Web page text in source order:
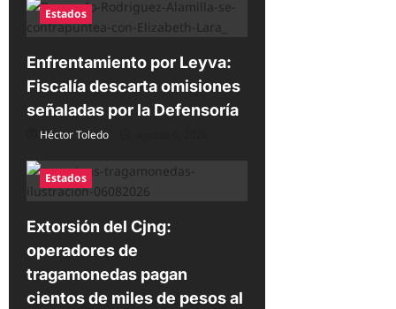
a
a
s
Estados
Enfrentamiento por Leyva:
Fiscalía descarta omisiones
señaladas por la Defensoría
Héctor Toledo
Estados
Extorsión del Cjng:
operadores de
tragamonedas pagan
cientos de miles de pesos al